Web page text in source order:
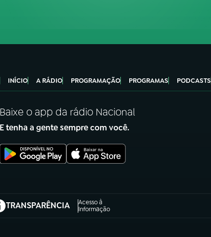
INÍCIO A RÁDIO PROGRAMAÇÃO PROGRAMAS PODCASTS
Baixe o app da rádio Nacional
E tenha a gente sempre com você.
TRANSPARÊNCIA
Acesso à
Informação
em nova aba)